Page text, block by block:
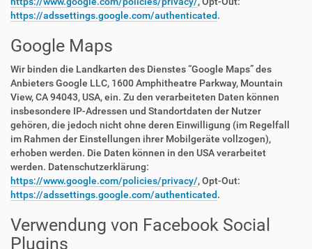
https://adssettings.google.com/authenticated.
Google Maps
Wir binden die Landkarten des Dienstes “Google Maps” des
Anbieters Google LLC, 1600 Amphitheatre Parkway, Mountain
View, CA 94043, USA, ein. Zu den verarbeiteten Daten können
insbesondere IP-Adressen und Standortdaten der Nutzer
gehören, die jedoch nicht ohne deren Einwilligung (im Regelfall
im Rahmen der Einstellungen ihrer Mobilgeräte vollzogen),
erhoben werden. Die Daten können in den USA verarbeitet
werden. Datenschutzerklärung:
https://www.google.com/policies/privacy/, Opt-Out:
https://adssettings.google.com/authenticated.
Verwendung von Facebook Social
Plugins